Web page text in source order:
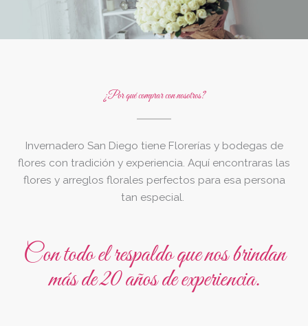
¿Por qué comprar con nosotros?
Invernadero San Diego tiene Florerías y bodegas de
flores con tradición y experiencia. Aquí encontraras las
flores y arreglos florales perfectos para esa persona
tan especial.
Con todo el respaldo que nos brindan
más de 20 años de experiencia.